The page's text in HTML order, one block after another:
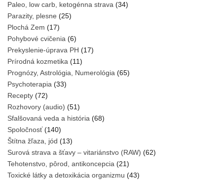
Paleo, low carb, ketogénna strava (34)
Parazity, plesne (25)
Plochá Zem (17)
Pohybové cvičenia (6)
Prekyslenie-úprava PH (17)
Prírodná kozmetika (11)
Prognózy, Astrológia, Numerológia (65)
Psychoterapia (33)
Recepty (72)
Rozhovory (audio) (51)
Sfalšovaná veda a história (68)
Spoločnosť(140)
Štítna žľaza, jód (13)
Surová strava a šťavy – vitariánstvo (RAW) (62)
Tehotenstvo, pôrod, antikoncepcia (21)
Toxické látky a detoxikácia organizmu (43)